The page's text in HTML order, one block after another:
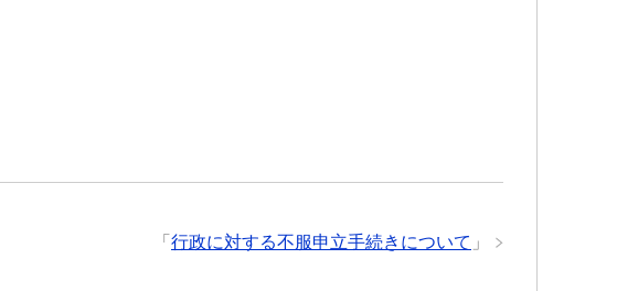
「 行政に対する不服申立手続きについて 」